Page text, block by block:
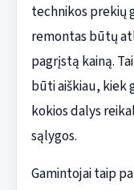
technikos prekių
remontas būtų
pagrįstą kainą.
būti aiškiau, kiek
kokios dalys
sąlygos.
Gamintojai taip